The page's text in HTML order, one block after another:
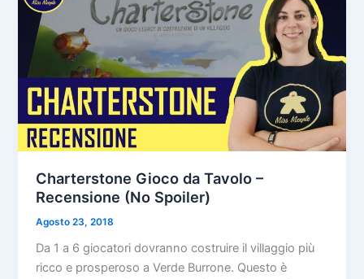
Charterstone Gioco da Tavolo –
Recensione (No Spoiler)
Agosto 23, 2018
Da 1 a 6 giocatori dovranno costruire il villaggio più
ricco e prosperoso a Verde Burrone. Questo è